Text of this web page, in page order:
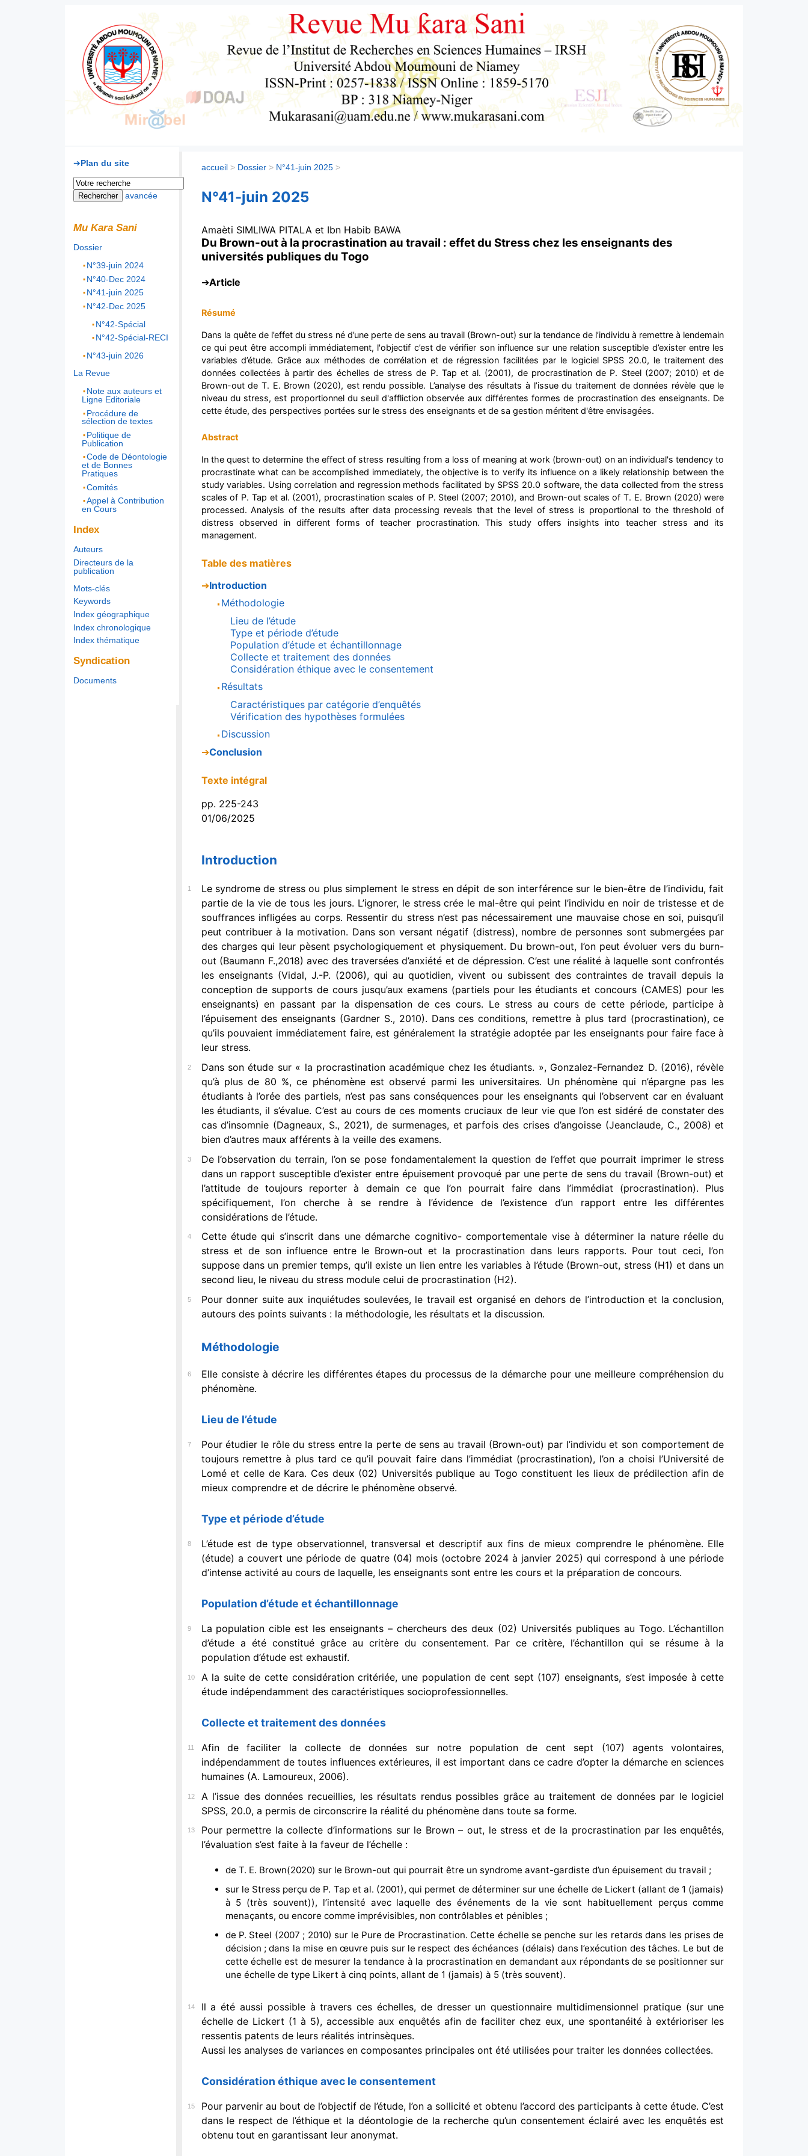
Mu Kara Sani
accueil> Dossier> N°41-juin 2025>
N°41-juin 2025
Amaèti SIMLIWA PITALAet Ibn Habib BAWA
Du Brown-out à la procrastination au travail : effet du Stress chez les enseignants des
universités publiques du Togo
Article
Résumé
Dans la quête de l’effet du stress né d’une perte de sens au travail (Brown-out) sur la tendance de l’individu à remettre à lendemain
ce qui peut être accompli immédiatement, l'objectif c’est de vérifier son influence sur une relation susceptible d’exister entre les
variables d’étude. Grâce aux méthodes de corrélation et de régression facilitées par le logiciel SPSS 20.0, le traitement des
données collectées à partir des échelles de stress de P. Tap et al. (2001), de procrastination de P. Steel (2007; 2010) et de
Brown-out de T. E. Brown (2020), est rendu possible. L’analyse des résultats à l’issue du traitement de données révèle que le
niveau du stress, est proportionnel du seuil d'affliction observée aux différentes formes de procrastination des enseignants. De
cette étude, des perspectives portées sur le stress des enseignants et de sa gestion méritent d'être envisagées.
Abstract
In the quest to determine the effect of stress resulting from a loss of meaning at work (brown-out) on an individual's tendency to
procrastinate what can be accomplished immediately, the objective is to verify its influence on a likely relationship between the
study variables. Using correlation and regression methods facilitated by SPSS 20.0 software, the data collected from the stress
scales of P. Tap et al. (2001), procrastination scales of P. Steel (2007; 2010), and Brown-out scales of T. E. Brown (2020) were
processed. Analysis of the results after data processing reveals that the level of stress is proportional to the threshold of
distress observed in different forms of teacher procrastination. This study offers insights into teacher stress and its
management.
Table des matières
Introduction
Méthodologie
Lieu de l’étude
Type et période d’étude
Population d’étude et échantillonnage
Collecte et traitement des données
Considération éthique avec le consentement
Résultats
Caractéristiques par catégorie d’enquêtés
Vérification des hypothèses formulées
Discussion
Conclusion
Texte intégral
pp. 225-243
01/06/2025
Introduction
1
Le syndrome de stress ou plus simplement le stress en dépit de son interférence sur le bien-être de l’individu, fait
partie de la vie de tous les jours. L’ignorer, le stress crée le mal-être qui peint l’individu en noir de tristesse et de
souffrances infligées au corps. Ressentir du stress n’est pas nécessairement une mauvaise chose en soi, puisqu’il
peut contribuer à la motivation. Dans son versant négatif (distress), nombre de personnes sont submergées par
des charges qui leur pèsent psychologiquement et physiquement. Du brown-out, l’on peut évoluer vers du burn-
out (Baumann F.,2018) avec des traversées d’anxiété et de dépression. C’est une réalité à laquelle sont confrontés
les enseignants (Vidal, J.-P. (2006), qui au quotidien, vivent ou subissent des contraintes de travail depuis la
conception de supports de cours jusqu’aux examens (partiels pour les étudiants et concours (CAMES) pour les
enseignants) en passant par la dispensation de ces cours. Le stress au cours de cette période, participe à
l’épuisement des enseignants (Gardner S., 2010). Dans ces conditions, remettre à plus tard (procrastination), ce
qu’ils pouvaient immédiatement faire, est généralement la stratégie adoptée par les enseignants pour faire face à
leur stress.
2
Dans son étude sur « la procrastination académique chez les étudiants. », Gonzalez-Fernandez D. (2016), révèle
qu’à plus de 80 %, ce phénomène est observé parmi les universitaires. Un phénomène qui n’épargne pas les
étudiants à l’orée des partiels, n’est pas sans conséquences pour les enseignants qui l’observent car en évaluant
les étudiants, il s’évalue. C’est au cours de ces moments cruciaux de leur vie que l’on est sidéré de constater des
cas d’insomnie (Dagneaux, S., 2021), de surmenages, et parfois des crises d’angoisse (Jeanclaude, C., 2008) et
bien d’autres maux afférents à la veille des examens.
3
De l’observation du terrain, l’on se pose fondamentalement la question de l’effet que pourrait imprimer le stress
dans un rapport susceptible d’exister entre épuisement provoqué par une perte de sens du travail (Brown-out) et
l’attitude de toujours reporter à demain ce que l’on pourrait faire dans l’immédiat (procrastination). Plus
spécifiquement, l’on cherche à se rendre à l’évidence de l’existence d’un rapport entre les différentes
considérations de l’étude.
4
Cette étude qui s’inscrit dans une démarche cognitivo- comportementale vise à déterminer la nature réelle du
stress et de son influence entre le Brown-out et la procrastination dans leurs rapports. Pour tout ceci, l’on
suppose dans un premier temps, qu’il existe un lien entre les variables à l’étude (Brown-out, stress (H1) et dans un
second lieu, le niveau du stress module celui de procrastination (H2).
5
Pour donner suite aux inquiétudes soulevées, le travail est organisé en dehors de l’introduction et la conclusion,
autours des points suivants : la méthodologie, les résultats et la discussion.
Méthodologie
6
Elle consiste à décrire les différentes étapes du processus de la démarche pour une meilleure compréhension du
phénomène.
Lieu de l’étude
7
Pour étudier le rôle du stress entre la perte de sens au travail (Brown-out) par l’individu et son comportement de
toujours remettre à plus tard ce qu’il pouvait faire dans l’immédiat (procrastination), l’on a choisi l’Université de
Lomé et celle de Kara. Ces deux (02) Universités publique au Togo constituent les lieux de prédilection afin de
mieux comprendre et de décrire le phénomène observé.
Type et période d’étude
8
L’étude est de type observationnel, transversal et descriptif aux fins de mieux comprendre le phénomène. Elle
(étude) a couvert une période de quatre (04) mois (octobre 2024 à janvier 2025) qui correspond à une période
d’intense activité au cours de laquelle, les enseignants sont entre les cours et la préparation de concours.
Population d’étude et échantillonnage
9
La population cible est les enseignants – chercheurs des deux (02) Universités publiques au Togo. L’échantillon
d’étude a été constitué grâce au critère du consentement. Par ce critère, l’échantillon qui se résume à la
population d’étude est exhaustif.
10
A la suite de cette considération critériée, une population de cent sept (107) enseignants, s’est imposée à cette
étude indépendamment des caractéristiques socioprofessionnelles.
Collecte et traitement des données
11
Afin de faciliter la collecte de données sur notre population de cent sept (107) agents volontaires,
indépendamment de toutes influences extérieures, il est important dans ce cadre d’opter la démarche en sciences
humaines (A. Lamoureux, 2006).
12
A l’issue des données recueillies, les résultats rendus possibles grâce au traitement de données par le logiciel
SPSS, 20.0, a permis de circonscrire la réalité du phénomène dans toute sa forme.
13
Pour permettre la collecte d’informations sur le Brown – out, le stress et de la procrastination par les enquêtés,
l’évaluation s’est faite à la faveur de l’échelle :
de T. E. Brown(2020) sur le Brown-out qui pourrait être un syndrome avant-gardiste d’un épuisement du travail ;
sur le Stress perçu de P. Tap et al. (2001), qui permet de déterminer sur une échelle de Lickert (allant de 1 (jamais)
à 5 (très souvent)), l’intensité avec laquelle des événements de la vie sont habituellement perçus comme
menaçants, ou encore comme imprévisibles, non contrôlables et pénibles ;
de P. Steel (2007 ; 2010) sur le Pure de Procrastination. Cette échelle se penche sur les retards dans les prises de
décision ; dans la mise en œuvre puis sur le respect des échéances (délais) dans l’exécution des tâches. Le but de
cette échelle est de mesurer la tendance à la procrastination en demandant aux répondants de se positionner sur
une échelle de type Likert à cinq points, allant de 1 (jamais) à 5 (très souvent).
14
Il a été aussi possible à travers ces échelles, de dresser un questionnaire multidimensionnel pratique (sur une
échelle de Lickert (1 à 5), accessible aux enquêtés afin de faciliter chez eux, une spontanéité à extérioriser les
ressentis patents de leurs réalités intrinsèques.
Aussi les analyses de variances en composantes principales ont été utilisées pour traiter les données collectées.
Considération éthique avec le consentement
15
Pour parvenir au bout de l’objectif de l’étude, l’on a sollicité et obtenu l’accord des participants à cette étude. C’est
dans le respect de l’éthique et la déontologie de la recherche qu’un consentement éclairé avec les enquêtés est
obtenu tout en garantissant leur anonymat.
Plan du site
avancée
Mu Kara Sani
Dossier
N°39-juin 2024
N°40-Dec 2024
N°41-juin 2025
N°42-Dec 2025
N°42-Spécial
N°42-Spécial-RECI
N°43-juin 2026
La Revue
Note aux auteurs et
Ligne Editoriale
Procédure de
sélection de textes
Politique de
Publication
Code de Déontologie
et de Bonnes
Pratiques
Comités
Appel à Contribution
en Cours
Index
Auteurs
Directeurs de la
publication
Mots-clés
Keywords
Index géographique
Index chronologique
Index thématique
Syndication
Documents